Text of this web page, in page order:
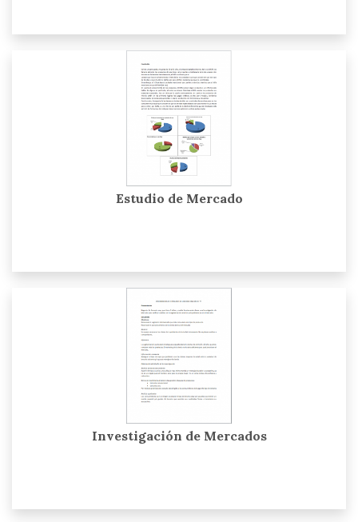
Estudio de Mercado
Investigación de Mercados